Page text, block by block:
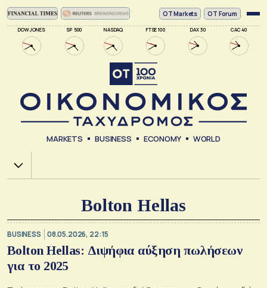
DOW JONES SP 500 NASDAQ FTSE 100 DAX 30 CAC 40
ΟΤ Markets OT Forum
MARKETS BUSINESS ECONOMY WORLD
Χ.Α.
Bolton Hellas
BUSINESS 08.05.2026, 22:15
Bolton Hellas: Διψήφια αύξηση πωλήσεων
για το 2025